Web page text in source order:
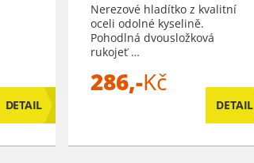
DETAIL
Nerezové hladítko z kvalitní
oceli odolné kyselině.
Pohodlná dvousložková
rukojeť …
286,-Kč
DETAIL